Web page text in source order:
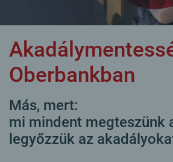
Oberbankban
Más, mert:
mi mindent megteszünk
legyőzzük az